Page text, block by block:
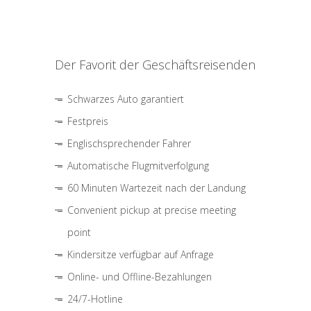
Der Favorit der Geschäftsreisenden
Schwarzes Auto garantiert
Festpreis
Englischsprechender Fahrer
Automatische Flugmitverfolgung
60 Minuten Wartezeit nach der Landung
Convenient pickup at precise meeting
point
Kindersitze verfügbar auf Anfrage
Online- und Offline-Bezahlungen
24/7-Hotline